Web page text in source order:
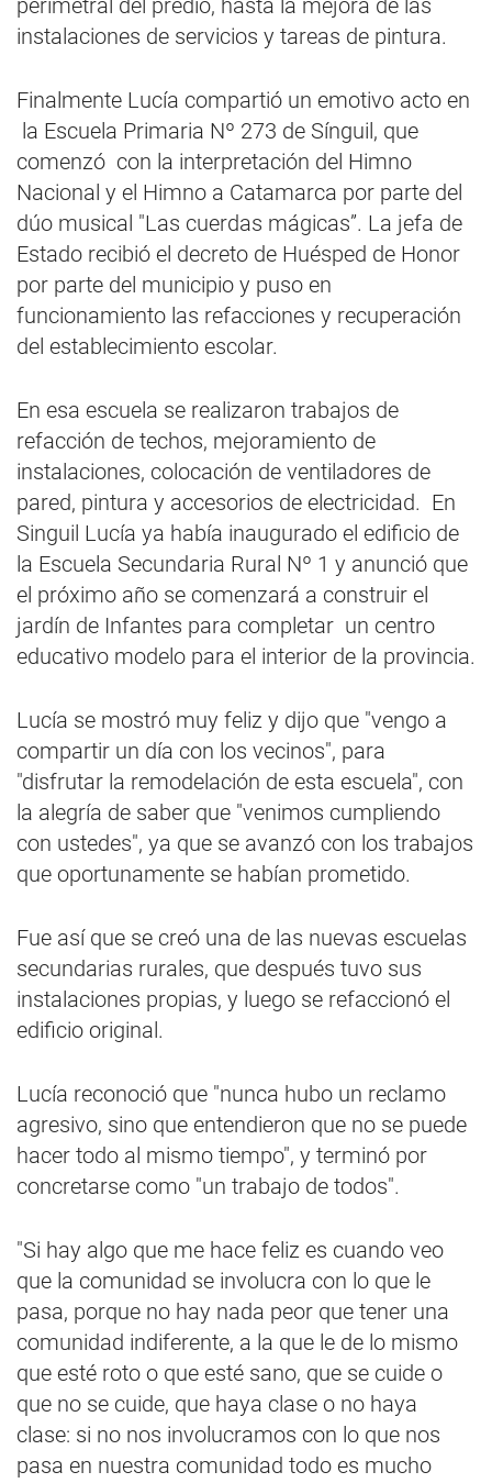
perimetral del predio, hasta la mejora de las
instalaciones de servicios y tareas de pintura.
Finalmente Lucía compartió un emotivo acto en
la Escuela Primaria Nº 273 de Sínguil, que
comenzó con la interpretación del Himno
Nacional y el Himno a Catamarca por parte del
dúo musical "Las cuerdas mágicas”. La jefa de
Estado recibió el decreto de Huésped de Honor
por parte del municipio y puso en
funcionamiento las refacciones y recuperación
del establecimiento escolar.
En esa escuela se realizaron trabajos de
refacción de techos, mejoramiento de
instalaciones, colocación de ventiladores de
pared, pintura y accesorios de electricidad. En
Singuil Lucía ya había inaugurado el edificio de
la Escuela Secundaria Rural Nº 1 y anunció que
el próximo año se comenzará a construir el
jardín de Infantes para completar un centro
educativo modelo para el interior de la provincia.
Lucía se mostró muy feliz y dijo que "vengo a
compartir un día con los vecinos", para
"disfrutar la remodelación de esta escuela", con
la alegría de saber que "venimos cumpliendo
con ustedes", ya que se avanzó con los trabajos
que oportunamente se habían prometido.
Fue así que se creó una de las nuevas escuelas
secundarias rurales, que después tuvo sus
instalaciones propias, y luego se refaccionó el
edificio original.
Lucía reconoció que "nunca hubo un reclamo
agresivo, sino que entendieron que no se puede
hacer todo al mismo tiempo", y terminó por
concretarse como "un trabajo de todos".
"Si hay algo que me hace feliz es cuando veo
que la comunidad se involucra con lo que le
pasa, porque no hay nada peor que tener una
comunidad indiferente, a la que le de lo mismo
que esté roto o que esté sano, que se cuide o
que no se cuide, que haya clase o no haya
clase: si no nos involucramos con lo que nos
pasa en nuestra comunidad todo es mucho